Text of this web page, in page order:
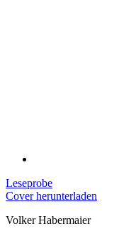
Leseprobe
Cover herunterladen
Volker Habermaier